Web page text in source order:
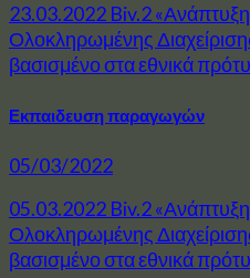
23.03.2022 Biv.2
Ολοκληρωμένης
βασισμένο στα εθνικά
Εκπαιδευση παραγωγών
05/03/2022
05.03.2022 Biv.2
Ολοκληρωμένης
βασισμένο στα εθνικά